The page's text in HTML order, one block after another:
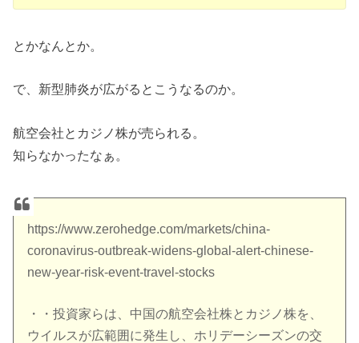
とかなんとか。
で、新型肺炎が広がるとこうなるのか。
航空会社とカジノ株が売られる。
知らなかったなぁ。
https://www.zerohedge.com/markets/china-
coronavirus-outbreak-widens-global-alert-chinese-
new-year-risk-event-travel-stocks
・・投資家らは、中国の航空会社株とカジノ株を、
ウイルスが広範囲に発生し、ホリデーシーズンの交